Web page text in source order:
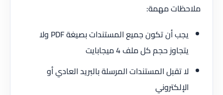
ملاحظات مهمة:
يجب أن تكون جميع المستندات بصيغة PDF ولا
يتجاوز حجم كل ملف 4 ميجابايت
لا تقبل المستندات المرسلة بالبريد العادي أو
الإلكتروني